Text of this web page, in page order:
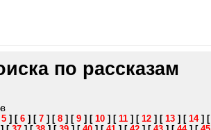
по рассказам
5 ] [ 6 ] [ 7 ] [ 8 ] [ 9 ] [ 10 ] [ 11 ] [ 12 ] [ 13 ] [ 14] [